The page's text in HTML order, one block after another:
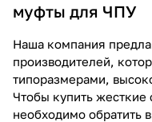
муфты для ЧПУ
Наша компания
производителей,
типоразмерами,
Чтобы купить
необходимо обратить